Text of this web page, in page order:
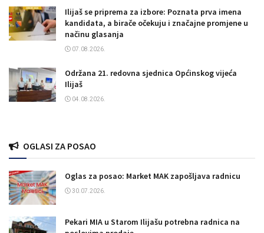
Ilijaš se priprema za izbore: Poznata prva imena
kandidata, a birače očekuju i značajne promjene u
načinu glasanja
07.08.2026.
Održana 21. redovna sjednica Općinskog vijeća
Ilijaš
04.08.2026.
OGLASI ZA POSAO
Oglas za posao: Market MAK zapošljava radnicu
30.07.2026.
Pekari MIA u Starom Ilijašu potrebna radnica na